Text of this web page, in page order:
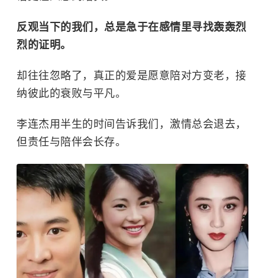
反观当下的我们，总是急于在感情里寻找轰轰烈
烈的证明。
却往往忽略了，真正的爱是愿意陪对方变老，接
纳彼此的衰败与平凡。
李连杰用半生的时间告诉我们，激情总会退去，
但责任与陪伴会长存。